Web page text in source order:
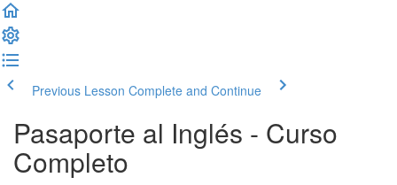
Previous Lesson Complete and Continue
Pasaporte al Inglés - Curso
Completo